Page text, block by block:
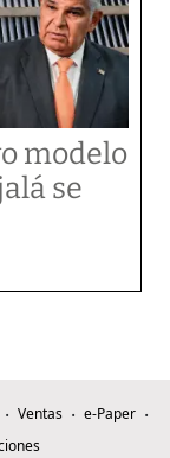
modelo
se
Ventas
e-Paper